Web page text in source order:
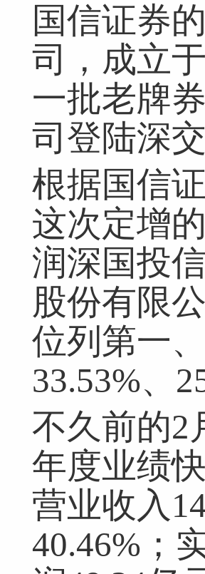
国信证券
司，成立
一批老牌
司登陆深
根据国信
这次定增
润深国投
股份有限
位列第一
33.53%、
不久前的2
年度业绩
营业收入
40.46%；